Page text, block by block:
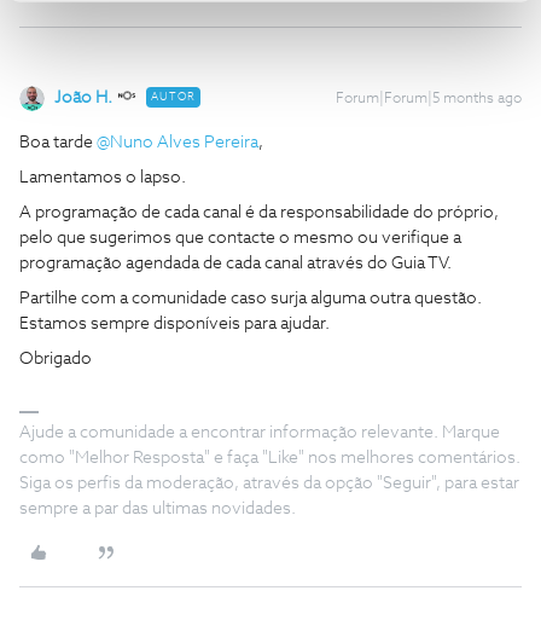
João H. AUTOR Forum|Forum|5 months ago
Boa tarde ​ @Nuno Alves Pereira,
Lamentamos o lapso.
A programação de cada canal é da responsabilidade do próprio,
pelo que sugerimos que contacte o mesmo ou verifique a
programação agendada de cada canal através do Guia TV.
Partilhe com a comunidade caso surja alguma outra questão.
Estamos sempre disponíveis para ajudar.
Obrigado
Ajude a comunidade a encontrar informação relevante. Marque
como "Melhor Resposta" e faça "Like" nos melhores comentários.
Siga os perfis da moderação, através da opção "Seguir", para estar
sempre a par das ultimas novidades.